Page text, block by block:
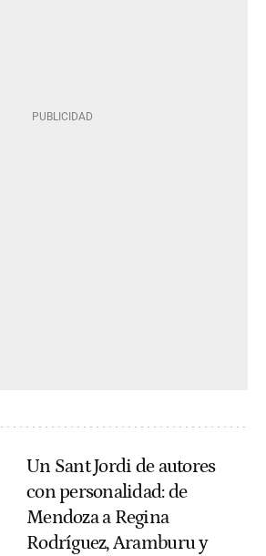
Un Sant Jordi de autores
con personalidad: de
Mendoza a Regina
Rodríguez, Aramburu y